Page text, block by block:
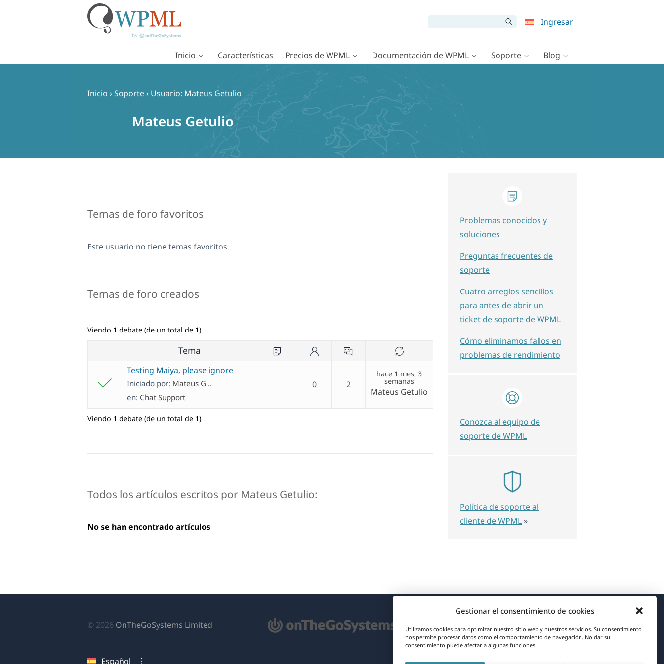
Gestionar el consentimiento de cookies
Utilizamos cookies para optimizar nuestro sitio web y nuestros servicios. Su consentimiento
nos permite procesar datos como el comportamiento de navegación. No dar su
consentimiento puede afectar a algunas funciones.
Ingresar
Inicio Características Precios de WPML Documentación de WPML Soporte Blog
Inicio ›Soporte› Usuario: Mateus Getulio
Mateus Getulio
Temas de foro favoritos
Este usuario no tiene temas favoritos.
Temas de foro creados
Viendo 1 debate (de un total de 1)
Tema
Testing Maiya, please ignore
Iniciado por: Mateus Getulio
en: Chat Support
0 2
hace 1 mes, 3
semanas
Mateus Getulio
Viendo 1 debate (de un total de 1)
Todos los artículos escritos por Mateus Getulio:
No se han encontrado artículos
Problemas conocidos y
soluciones
Preguntas frecuentes de
soporte
Cuatro arreglos sencillos
para antes de abrir un
ticket de soporte de WPML
Cómo eliminamos fallos en
problemas de rendimiento
Conozca al equipo de
soporte de WPML
Política de soporte al
cliente de WPML »
© 2026 OnTheGoSystems Limited
Español
Acerca de WPML
RGPD y Política de Privacidad